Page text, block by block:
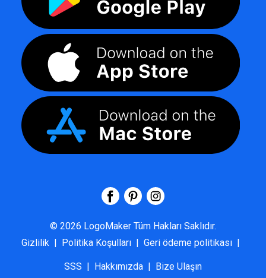
© 2026 LogoMaker Tüm Hakları Saklıdır.
Gizlilik | Politika Koşulları | Geri ödeme politikası |
SSS | Hakkımızda | Bize Ulaşın